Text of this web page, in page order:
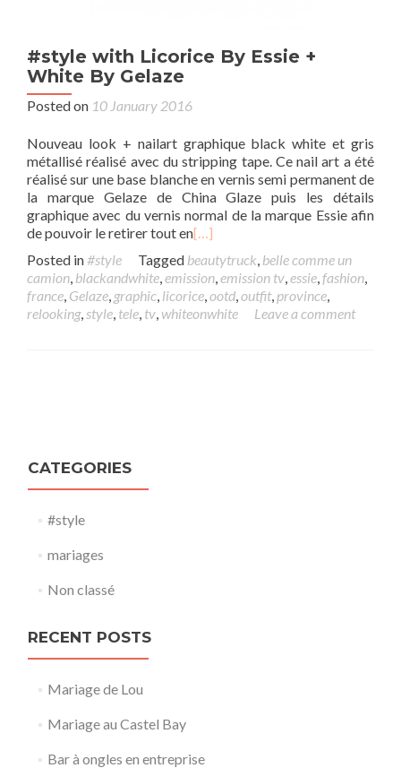
#style with Licorice By Essie +
White By Gelaze
Posted on 10 January 2016
Nouveau look + nailart graphique black white et gris
métallisé réalisé avec du stripping tape. Ce nail art a été
réalisé sur une base blanche en vernis semi permanent de
la marque Gelaze de China Glaze puis les détails
graphique avec du vernis normal de la marque Essie afin
de pouvoir le retirer tout en[…]
Posted in#style Tagged beautytruck, belle comme un
camion, blackandwhite,emission,emission tv,essie,fashion,
france, Gelaze, graphic, licorice,ootd,outfit, province,
relooking,style, tele, tv, whiteonwhite Leave a comment
CATEGORIES
#style
mariages
Non classé
RECENT POSTS
Mariage de Lou
Mariage au Castel Bay
Bar à ongles en entreprise